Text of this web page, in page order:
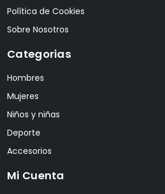
Política de Cookies
Sobre Nosotros
Categorias
Hombres
Mujeres
Niños y niñas
Deporte
Accesorios
Mi Cuenta